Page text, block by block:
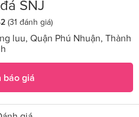
SNJ
(31 đánh giá)
luu, Quận Phú Nhuận, Thành
báo giá